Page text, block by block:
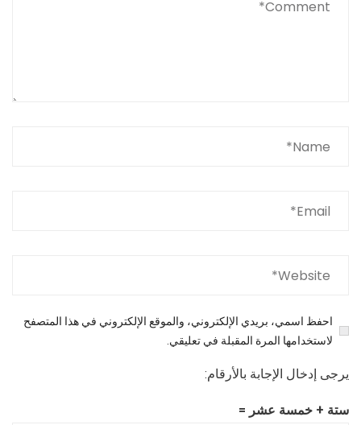
احفظ اسمي، بريدي الإلكتروني، والموقع الإلكتروني في هذا المتصفح
لاستخدامها المرة المقبلة في تعليقي.
يرجى إدخال الإجابة بالأرقام:
ستة + خمسة عشر =